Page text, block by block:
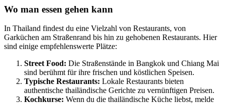
Wo man essen gehen kann
In Thailand findest du eine Vielzahl von Restaurants, von
Garküchen am Straßenrand bis hin zu gehobenen Restaurants. Hier
sind einige empfehlenswerte Plätze:
Street Food: Die Straßenstände in Bangkok und Chiang Mai
sind berühmt für ihre frischen und köstlichen Speisen.
Typische Restaurants: Lokale Restaurants bieten
authentische thailändische Gerichte zu vernünftigen Preisen.
Kochkurse: Wenn du die thailändische Küche liebst, melde